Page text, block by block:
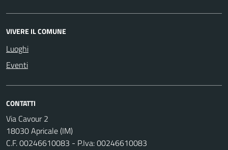
VIVERE IL COMUNE
Luoghi
Eventi
CONTATTI
Via Cavour 2
18030 Apricale (IM)
C.F. 00246610083 - P.Iva: 00246610083